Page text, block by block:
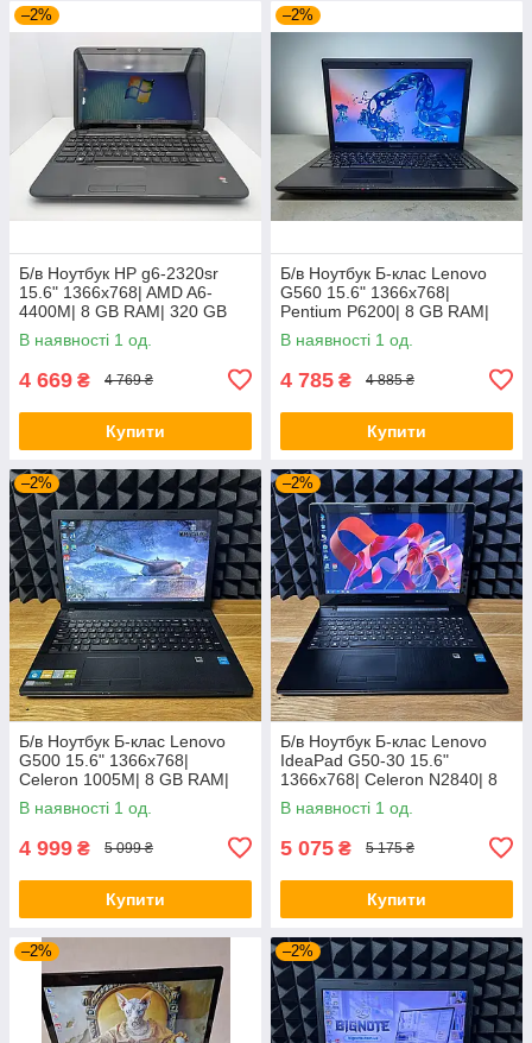
–2%
Б/в Ноутбук HP g6-2320sr
15.6" 1366x768| AMD A6-
4400M| 8 GB RAM| 320 GB
HDD| Radeon HD 7520G
В наявності 1 од.
4 669 ₴ 4 769 ₴
Купити
–2%
Б/в Ноутбук Б-клас Lenovo
G560 15.6" 1366x768|
Pentium P6200| 8 GB RAM|
120 GB SSD| HD
В наявності 1 од.
4 785 ₴ 4 885 ₴
Купити
–2%
Б/в Ноутбук Б-клас Lenovo
G500 15.6" 1366x768|
Celeron 1005M| 8 GB RAM|
128 GB SSD| HD
В наявності 1 од.
4 999 ₴ 5 099 ₴
Купити
–2%
Б/в Ноутбук Б-клас Lenovo
IdeaPad G50-30 15.6"
1366x768| Celeron N2840| 8
GB RAM| 128 GB SSD| HD
В наявності 1 од.
5 075 ₴ 5 175 ₴
Купити
–2% –2%